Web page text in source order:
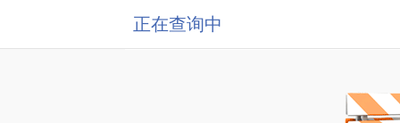
正在查询中